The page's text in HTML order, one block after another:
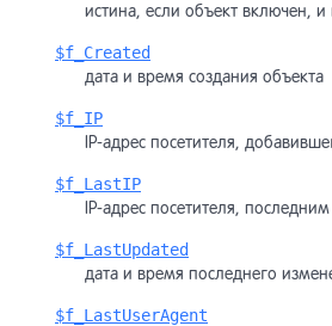
истина, если объект включен, и
$f_Created
дата и время создания объекта
$f_IP
IP-адрес посетителя,
$f_LastIP
IP-адрес посетителя,
$f_LastUpdated
дата и время последнего
$f_LastUserAgent